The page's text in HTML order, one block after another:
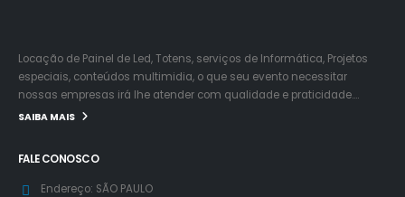
Locação de Painel de Led, Totens, serviços de Informática, Projetos
especiais, conteúdos multimidia, o que seu evento necessitar
nossas empresas irá lhe atender com qualidade e praticidade….
SAIBA MAIS
FALE CONOSCO
Endereço: SÃO PAULO